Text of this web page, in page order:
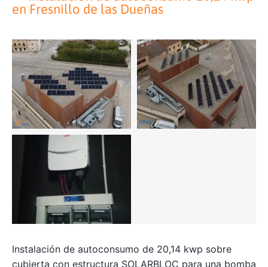
en Fresnillo de las Dueñas
Instalación de autoconsumo de 20,14 kwp sobre
cubierta con estructura SOLARBLOC para una bomba